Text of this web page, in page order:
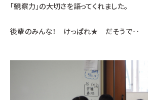
「観察力」の大切さを語ってくれました。
後輩のみんな！ けっぱれ★ だそうで‥